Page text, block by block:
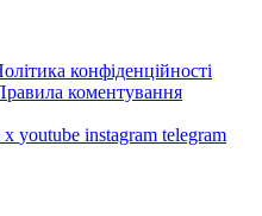
конфіденційності
коментування
x youtube instagram telegram